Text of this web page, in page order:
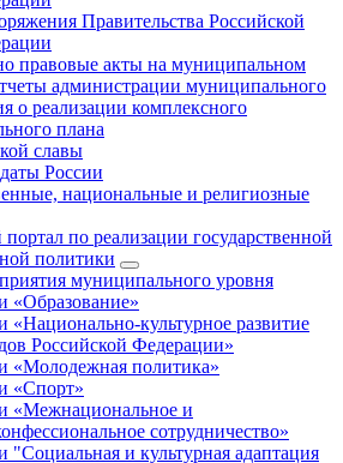
Правительства Российской
правовые акты на муниципальном
администрации муниципального
о реализации комплексного
плана
славы
России
национальные и религиозные
по реализации государственной
политики
муниципального уровня
«Образование»
«Национально-культурное развитие
Российской Федерации»
«Молодежная политика»
«Спорт»
«Межнациональное и
сотрудничество»
"Социальная и культурная адаптация